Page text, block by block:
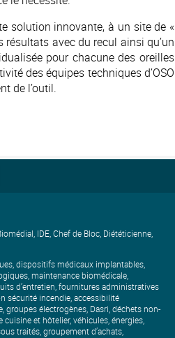
solution innovante, à un site de «
résultats avec du recul ainsi qu’un
pour chacune des oreilles
des équipes techniques d’OSO
de l’outil.
IDE, Chef de Bloc, Diététicienne,
dispositifs médicaux implantables,
maintenance biomédicale,
d’entretien, fournitures administratives
sécurité incendie, accessibilité
électrogènes, Dasri, déchets non-
et hôtelier, véhicules, énergies,
traités, groupement d’achats,